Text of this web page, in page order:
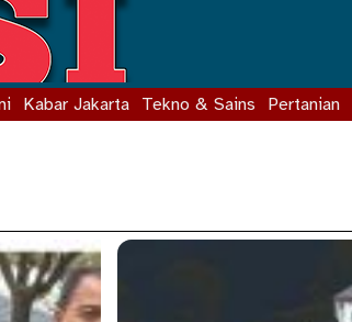
Kabar Jakarta Tekno & Sains Pertanian